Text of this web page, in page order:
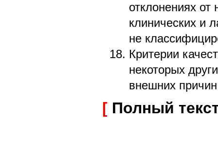
отклонениях
клинических и
не
Критерии
некоторых
внешних причин
[ Полный